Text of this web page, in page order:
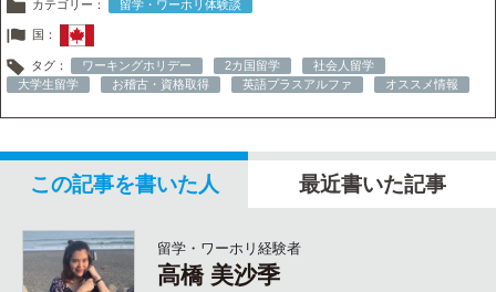
カテゴリー： 留学・ワーホリ体験談
国：
タグ： ワーキングホリデー 2カ国留学
社会人留学
大学生留学
お稽古・資格取得 英語プラスアルファ オススメ情報
この記事を書いた人 最近書いた記事
留学・ワーホリ経験者
高橋 美沙季